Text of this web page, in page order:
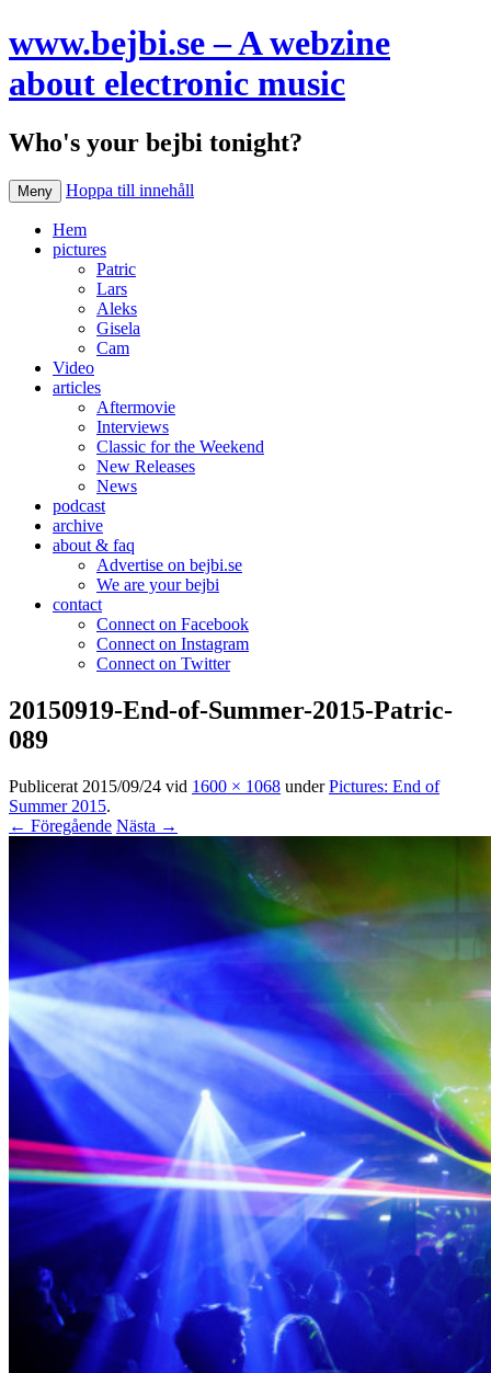
www.bejbi.se – A webzine
about electronic music
Who's your bejbi tonight?
Meny Hoppa till innehåll
Hem
pictures
Patric
Lars
Aleks
Gisela
Cam
Video
articles
Aftermovie
Interviews
Classic for the Weekend
New Releases
News
podcast
archive
about & faq
Advertise on bejbi.se
We are your bejbi
contact
Connect on Facebook
Connect on Instagram
Connect on Twitter
20150919-End-of-Summer-2015-Patric-
089
Publicerat 2015/09/24 vid 1600 × 1068 underPictures: End of
Summer 2015.
← Föregående Nästa →